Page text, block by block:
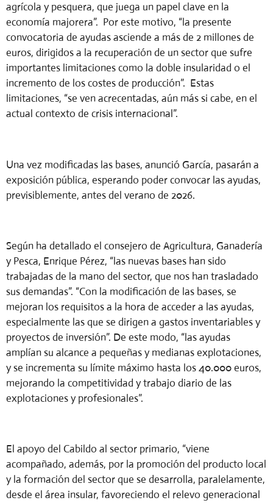
agrícola y pesquera, que juega un papel clave en la
economía majorera”. Por este motivo, “la presente
convocatoria de ayudas asciende a más de 2 millones de
euros, dirigidos a la recuperación de un sector que sufre
importantes limitaciones como la doble insularidad o el
incremento de los costes de producción”. Estas
limitaciones, “se ven acrecentadas, aún más si cabe, en el
actual contexto de crisis internacional”.
Una vez modificadas las bases, anunció García, pasarán a
exposición pública, esperando poder convocar las ayudas,
previsiblemente, antes del verano de 2026.
Según ha detallado el consejero de Agricultura, Ganadería
y Pesca, Enrique Pérez, “las nuevas bases han sido
trabajadas de la mano del sector, que nos han trasladado
sus demandas”. “Con la modificación de las bases, se
mejoran los requisitos a la hora de acceder a las ayudas,
especialmente las que se dirigen a gastos inventariables y
proyectos de inversión”. De este modo, “las ayudas
amplían su alcance a pequeñas y medianas explotaciones,
y se incrementa su límite máximo hasta los 40.000 euros,
mejorando la competitividad y trabajo diario de las
explotaciones y profesionales”.
El apoyo del Cabildo al sector primario, “viene
acompañado, además, por la promoción del producto local
y la formación del sector que se desarrolla, paralelamente,
desde el área insular, favoreciendo el relevo generacional